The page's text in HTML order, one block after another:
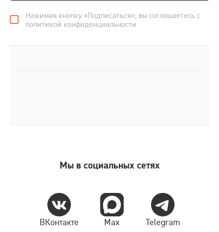
Нажимая кнопку «Подписаться», вы соглашаетесь с
политикой конфиденциальности
Мы в социальных сетях
ВКонтакте Max Telegram